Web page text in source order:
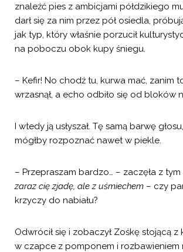
znaleźć pies z ambicjami półdzikiego
darł się za nim przez pół osiedla,
jak typ, który właśnie porzucił
na poboczu obok kupy śniegu.
– Kefir! No chodź tu, kurwa mać, zanim
wrzasnął, a echo odbiło się od bloków
I wtedy ją usłyszał. Tę samą barwę
mógłby rozpoznać nawet w piekle.
– Przepraszam bardzo… – zaczęła z
zaraz cię zjadę, ale z uśmiechem – czy
krzyczy do nabiału?
Odwrócił się i zobaczył Zośkę stojącą z
w czapce z pomponem i rozbawieniem